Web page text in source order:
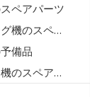
ペアパーツ
ストローパッキング機のスペアパーツ
備品
ペーパーストロー機のスペアパーツ